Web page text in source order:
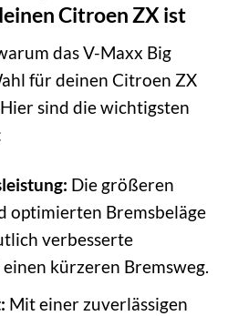
Citroen ZX ist
das V-Maxx Big
für deinen Citroen ZX
sind die wichtigsten
Die größeren
optimierten Bremsbeläge
verbesserte
kürzeren Bremsweg.
Mit einer zuverlässigen